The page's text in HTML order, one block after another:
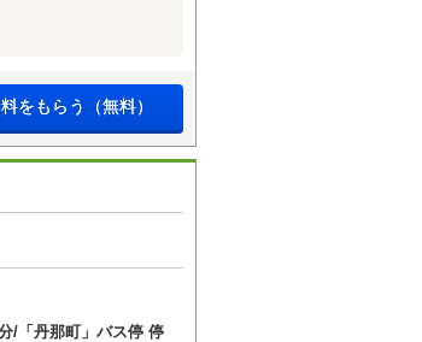
をもらう（無料）
/「丹那町」バス停 停